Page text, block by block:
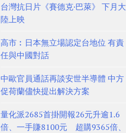
台灣抗日片《賽德克·巴萊》 下月大
陸上映
高市︰日本無立場認定台地位 有責
任與中國對話
中歐官員通話再談安世半導體 中方
促荷蘭儘快提出解決方案
量化派2685首掛開報26元升逾1.6
倍、一手賺8100元 超購9365倍、